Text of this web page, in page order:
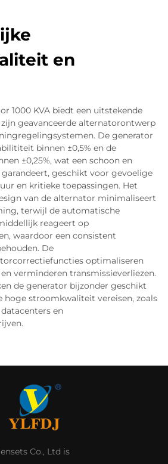
en
1000 KVA biedt een uitstekende
geavanceerde alternatorontwerp
De generator
binnen ±0,5% en de
±0,25%, wat een schoon en
geschikt voor gevoelige
en kritieke toepassingen. Het
van de alternator minimaliseert
terwijl de automatische
reageert op
waardoor een consistent
De
optimaliseren
verminderen transmissieverliezen.
de generator bijzonder geschikt
hoge stroomkwaliteit vereisen, zoals
en
Co., Ltd is